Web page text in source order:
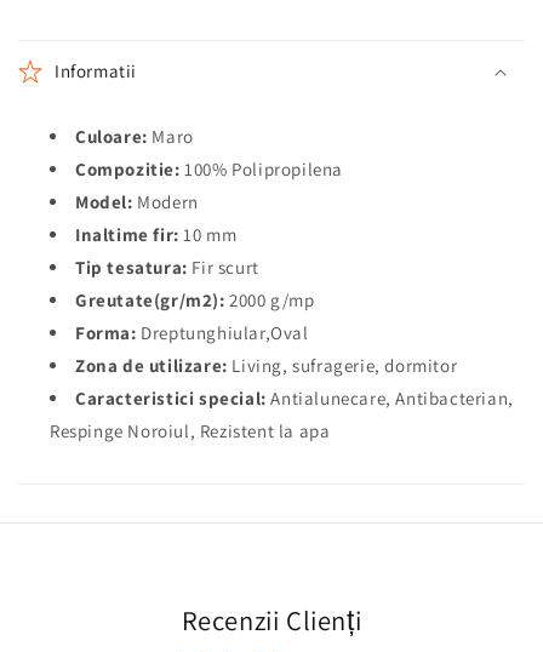
Informatii
Culoare: Maro
Compozitie: 100% Polipropilena
Model: Modern
Inaltime fir: 10 mm
Tip tesatura: Fir scurt
Greutate(gr/m2): 2000 g/mp
Forma: Dreptunghiular,Oval
Zona de utilizare: Living, sufragerie, dormitor
Caracteristici special: Antialunecare, Antibacterian,
Respinge Noroiul, Rezistent la apa
Recenzii Clienți